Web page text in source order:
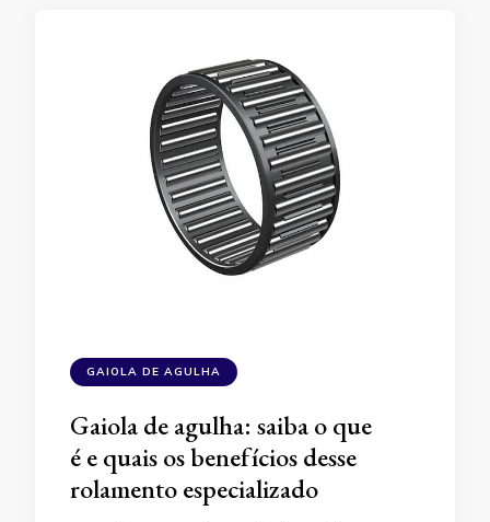
GAIOLA DE AGULHA
Gaiola de agulha: saiba o que
é e quais os benefícios desse
rolamento especializado